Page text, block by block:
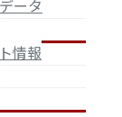
ータ
情報